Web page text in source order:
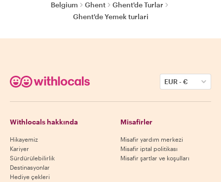
Belgium Ghent
Ghent'de Turlar
Ghent'de Yemek turlari
EUR-€
Withlocals hakkında
Hikayemiz
Kariyer
Sürdürülebilirlik
Destinasyonlar
Hediye çekleri
Misafirler
Misafir yardım merkezi
Misafir iptal politikası
Misafir şartlar ve koşulları